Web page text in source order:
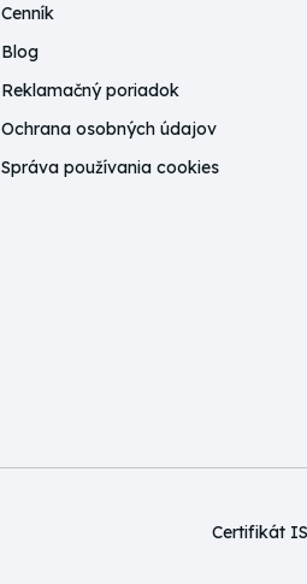
Cenník
Blog
Reklamačný poriadok
Ochrana osobných údajov
Správa používania cookies
Certifikát